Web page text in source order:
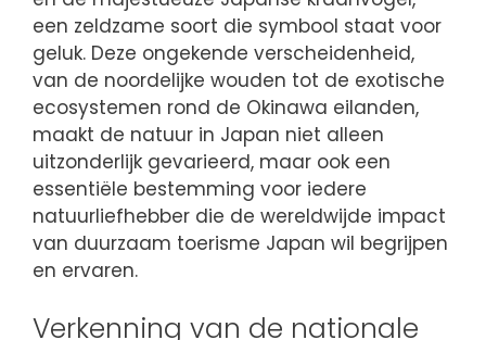
een zeldzame soort die symbool staat voor
geluk. Deze ongekende verscheidenheid,
van de noordelijke wouden tot de exotische
ecosystemen rond de Okinawa eilanden,
maakt de natuur in Japan niet alleen
uitzonderlijk gevarieerd, maar ook een
essentiële bestemming voor iedere
natuurliefhebber die de wereldwijde impact
van duurzaam toerisme Japan wil begrijpen
en ervaren.
Verkenning van de nationale